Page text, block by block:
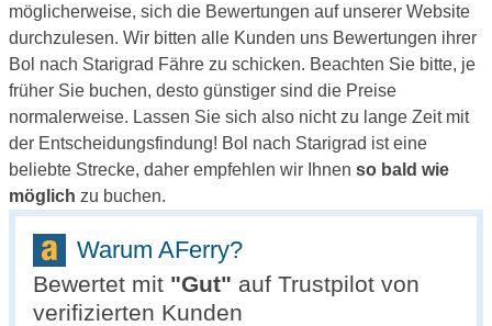
möglicherweise, sich die Bewertungen auf unserer Website
durchzulesen. Wir bitten alle Kunden uns Bewertungen ihrer
Bol nach Starigrad Fähre zu schicken. Beachten Sie bitte, je
früher Sie buchen, desto günstiger sind die Preise
normalerweise. Lassen Sie sich also nicht zu lange Zeit mit
der Entscheidungsfindung! Bol nach Starigrad ist eine
beliebte Strecke, daher empfehlen wir Ihnen so bald wie
möglich zu buchen.
Warum AFerry?
Bewertet mit "Gut" auf Trustpilot von
verifizierten Kunden